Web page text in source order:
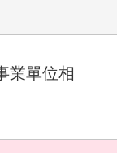
業單位相